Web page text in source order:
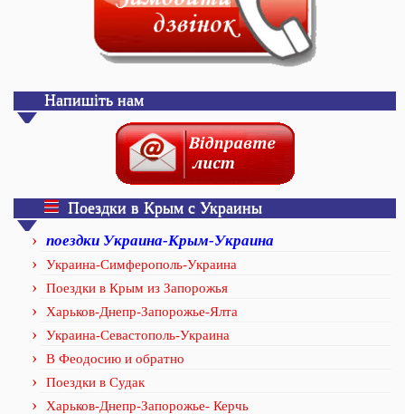
Напишіть нам
Поездки в Крым с Украины
поездки Украина-Крым-Украина
Украина-Симферополь-Украина
Поездки в Крым из Запорожья
Харьков-Днепр-Запорожье-Ялта
Украина-Севастополь-Украина
В Феодосию и обратно
Поездки в Судак
Харьков-Днепр-Запорожье- Керчь